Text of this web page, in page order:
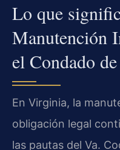
Lo que
Manutención
el Condado
En Virginia, la
obligación legal
las pautas del Va.